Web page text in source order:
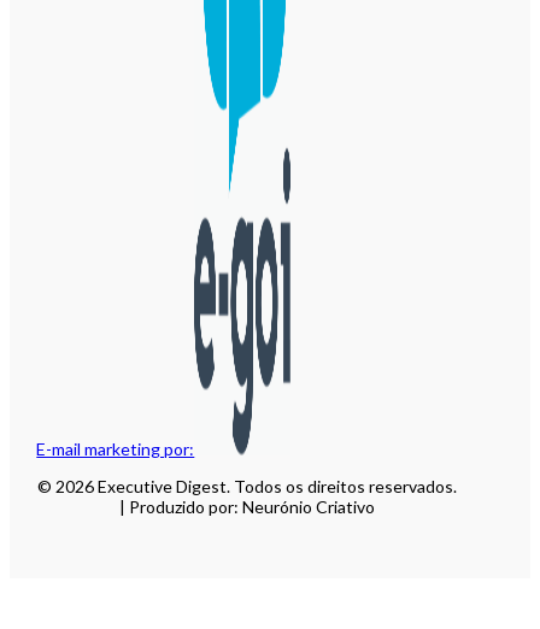
E-mail marketing por:
© 2026 Executive Digest. Todos os direitos reservados.
| Produzido por: Neurónio Criativo